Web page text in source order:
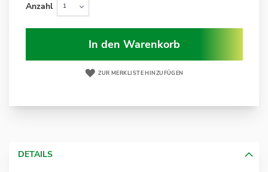
Anzahl
In den Warenkorb
ZUR MERKLISTE HINZUFÜGEN
DETAILS